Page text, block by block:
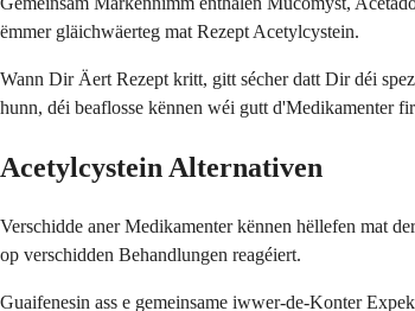
ëmmer gläichwäerteg mat Rezept Acetylcystein.
Wann Dir Äert Rezept kritt, gitt sécher datt Dir déi
hunn, déi beaflosse kënnen wéi gutt d'Medikamenter
Acetylcystein Alternativen
Verschidde aner Medikamenter kënnen hëllefen mat
op verschidden Behandlungen reagéiert.
Guaifenesin ass e gemeinsame iwwer-de-Konter